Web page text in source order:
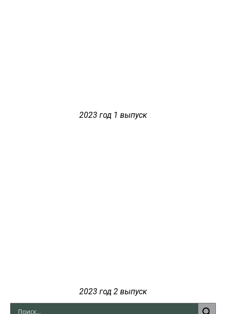
2023 год 1 выпуск
2023 год 2 выпуск